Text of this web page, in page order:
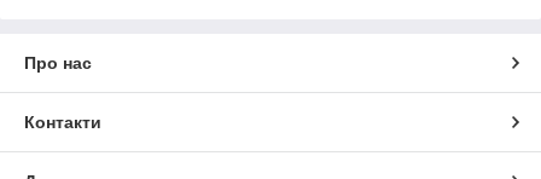
Про нас
Контакти